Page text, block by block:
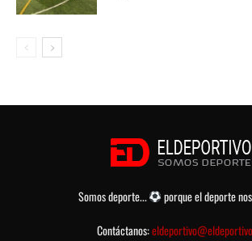
Somos deporte...
porque el deporte
Contáctanos: